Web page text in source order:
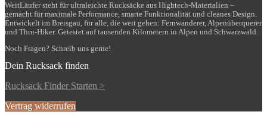
WeitLäufer steht für ultraleichte Rucksäcke aus Hightech-Materialien –
gemacht für maximale Performance, smarte Funktionalität und cleanes Design.
Entwickelt im Breisgau, für alle, die weit gehen: Fernwanderer, Alpenüberquerer
und Thru-Hiker. Getestet auf tausenden Kilometern in Alpen und Schwarzwald.
Noch Fragen? Schreib uns gerne!
Dein Rucksack finden
Rucksack Finder Starten >
Vertrag widerrufen